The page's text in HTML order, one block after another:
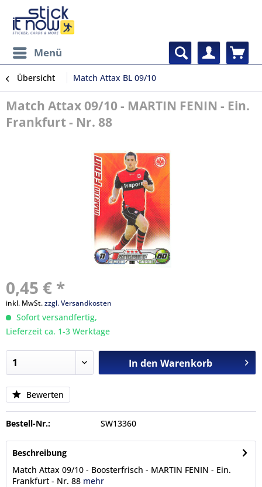
Menü
Übersicht Match Attax BL 09/10
Match Attax 09/10 - MARTIN FENIN - Ein.
Frankfurt - Nr. 88
0,45 € *
inkl. MwSt.zzgl. Versandkosten
Sofort versandfertig,
Lieferzeit ca. 1-3 Werktage
In den Warenkorb
Bewerten
Bestell-Nr.: SW13360
Beschreibung
Match Attax 09/10 - Boosterfrisch - MARTIN FENIN - Ein.
Frankfurt - Nr. 88 mehr